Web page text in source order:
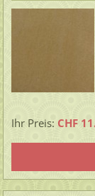
Ihr Preis: CHF